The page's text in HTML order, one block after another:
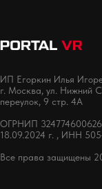
ИП Егоркин Илья
г. Москва, ул. Нижний
переулок, 9 стр. 4А
ОГРНИП
18.09.2024 г. , ИНН
Все права защищены